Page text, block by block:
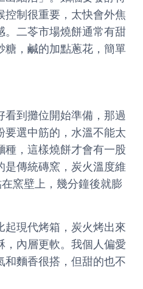
控制很重要，太快會外焦
。二苓市場燒餅通常有甜
糖，鹹的加點蔥花，簡單
看到攤位開始準備，那過
要選中筋的，水溫不能太
種，這樣燒餅才會有一股
是傳統磚窯，炭火溫度維
窯壁上，幾分鐘後就膨
起現代烤箱，炭火烤出來
，內層更軟。我個人偏愛
和麵香很搭，但甜的也不